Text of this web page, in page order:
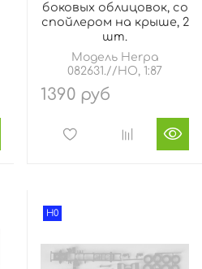
боковых облицовок, со
спойлером на крыше, 2
шт.
Модель Herpa
082631.//HO, 1:87
1390 руб
H0